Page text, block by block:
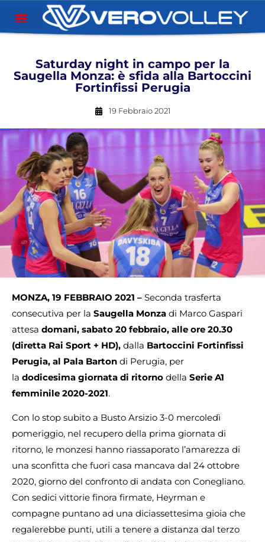
Saturday night in campo per la
Saugella Monza: è sfida alla Bartoccini
Fortinfissi Perugia
19 Febbraio 2021
MONZA, 19 FEBBRAIO 2021 – Seconda trasferta
consecutiva per la Saugella Monza di Marco Gaspari
attesa domani, sabato 20 febbraio, alle ore 20.30
(diretta Rai Sport + HD), dalla Bartoccini Fortinfissi
Perugia, al Pala Barton di Perugia, per
la dodicesima giornata di ritorno della Serie A1
femminile 2020-2021.
Con lo stop subito a Busto Arsizio 3-0 mercoledì
pomeriggio, nel recupero della prima giornata di
ritorno, le monzesi hanno riassaporato l’amarezza di
una sconfitta che fuori casa mancava dal 24 ottobre
2020, giorno del confronto di andata con Conegliano.
Con sedici vittorie finora firmate, Heyrman e
compagne puntano ad una diciassettesima gioia che
regalerebbe punti, utili a tenere a distanza dal terzo